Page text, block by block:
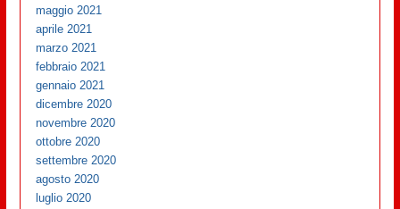
maggio 2021
aprile 2021
marzo 2021
febbraio 2021
gennaio 2021
dicembre 2020
novembre 2020
ottobre 2020
settembre 2020
agosto 2020
luglio 2020